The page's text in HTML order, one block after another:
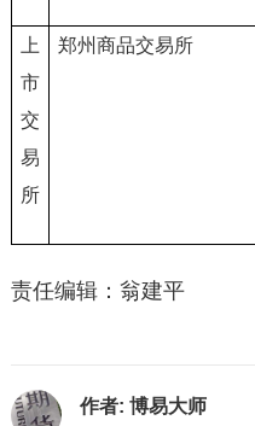
上
市
交
易
所
郑州商品交易所
责任编辑：翁建平
作者: 博易大师